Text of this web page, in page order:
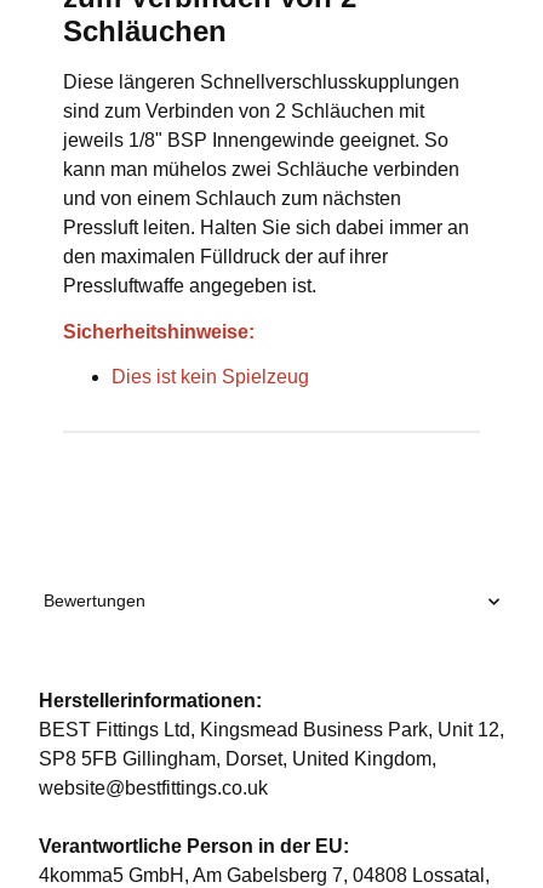
Schläuchen
Diese längeren Schnellverschlusskupplungen
sind zum Verbinden von 2 Schläuchen mit
jeweils 1/8" BSP Innengewinde geeignet. So
kann man mühelos zwei Schläuche verbinden
und von einem Schlauch zum nächsten
Pressluft leiten. Halten Sie sich dabei immer an
den maximalen Fülldruck der auf ihrer
Pressluftwaffe angegeben ist.
Sicherheitshinweise:
Dies ist kein Spielzeug
Bewertungen
Herstellerinformationen:
BEST Fittings Ltd, Kingsmead Business Park, Unit 12,
SP8 5FB Gillingham, Dorset, United Kingdom,
website@bestfittings.co.uk
Verantwortliche Person in der EU:
4komma5 GmbH, Am Gabelsberg 7, 04808 Lossatal,